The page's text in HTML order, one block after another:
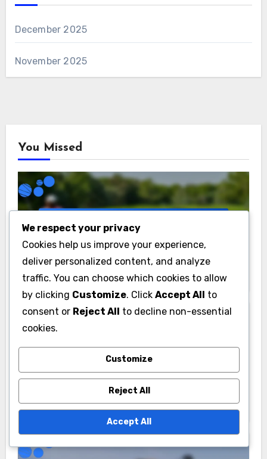
December 2025
November 2025
You Missed
דירוגי גולף בהודו וניתוחים
שחקני הגולף ההודים המובילים ומדדי
הביצועים שלהם
קורסי הגולף הטובים ביותר בארצות
הברית מדורגים לפי מדדי ביצוע של
שחקנים
We respect your privacy
Cookies help us improve your experience,
deliver personalized content, and analyze
traffic. You can choose which cookies to allow
by clicking Customize. Click Accept All to
consent or Reject All to decline non-essential
cookies.
Customize
Reject All
Accept All